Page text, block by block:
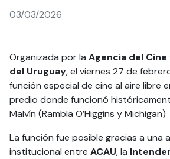
03/03/2026
Organizada por la Agencia del
del Uruguay, el viernes 27 de
función especial de cine al aire libre
predio donde funcionó
Malvín (Rambla O’Higgins y Michigan)
La función fue posible gracias a una
institucional entre ACAU, la